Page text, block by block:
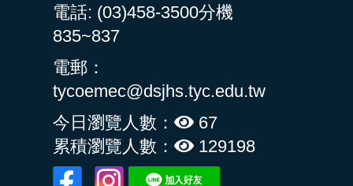
電話: (03)458-3500分機
835~837
電郵：
tycoemec@dsjhs.tyc.edu.tw
今日瀏覽人數：
67
累積瀏覽人數：
129198